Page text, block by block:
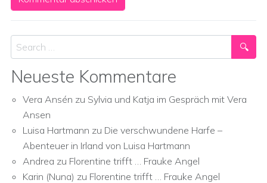
Search
Neueste Kommentare
Vera Ansén zu Sylvia und Katja im Gespräch mit Vera
Ansen
Luisa Hartmann zu Die verschwundene Harfe –
Abenteuer in Irland von Luisa Hartmann
Andrea zu Florentine trifft … Frauke Angel
Karin (Nuna) zu Florentine trifft … Frauke Angel